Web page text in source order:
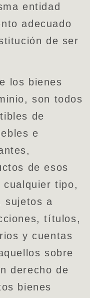
entidad
adecuado
de ser
los bienes
son todos
de
e
de esos
cualquier tipo,
sujetos a
títulos,
y cuentas
sobre
derecho de
bienes